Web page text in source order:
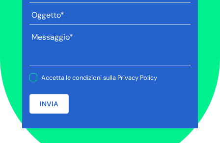
Accetta le condizioni sulla Privacy Policy
INVIA